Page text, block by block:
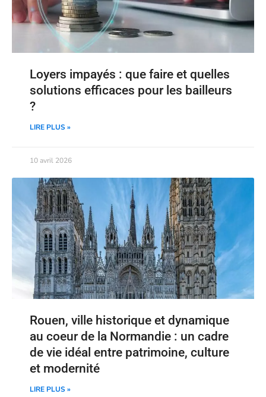
Loyers impayés : que faire et quelles
solutions efficaces pour les bailleurs
?
LIRE PLUS »
10 avril 2026
Rouen, ville historique et dynamique
au coeur de la Normandie : un cadre
de vie idéal entre patrimoine, culture
et modernité
LIRE PLUS »